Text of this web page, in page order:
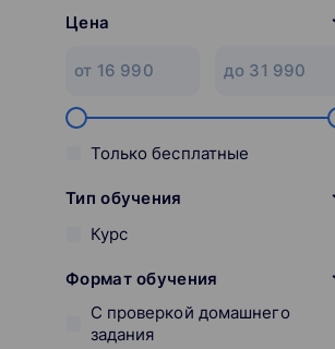
Цена
Только бесплатные
Тип обучения
Курс
Формат обучения
С проверкой домашнего
задания